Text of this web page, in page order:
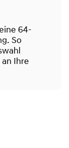
64-
So
Ihre